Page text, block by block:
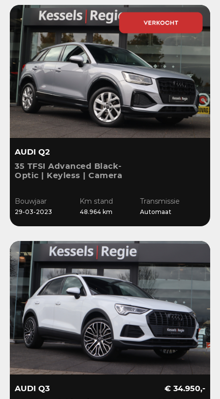
AUDI Q2
35 TFSI Advanced Black-
Optic | Keyless | Camera
Sensoren | DAB
Bouwjaar
29-03-2023
Km stand
48.964 km
Transmissie
Automaat
AUDI Q3
€ 34.950,-